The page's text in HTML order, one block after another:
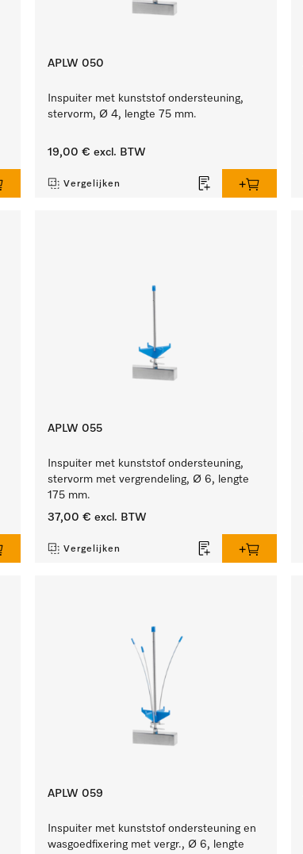
APLW 050
Inspuiter met kunststof ondersteuning,
stervorm, Ø 4, lengte 75 mm.
19,00 € excl. BTW
Vergelijken
APLW 055
Inspuiter met kunststof ondersteuning,
stervorm met vergrendeling, Ø 6, lengte
175 mm.
37,00 € excl. BTW
Vergelijken
APLW 059
Inspuiter met kunststof ondersteuning en
wasgoedfixering met vergr., Ø 6, lengte